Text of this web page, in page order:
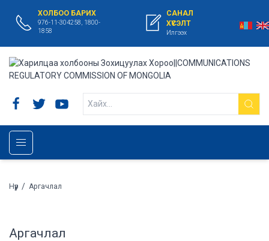
ХОЛБОО БАРИХ
976-11-304258, 1800-
1858
САНАЛ
ХҮСЭЛТ
Илгээх
Нүүр / Аргачлал
Аргачлал